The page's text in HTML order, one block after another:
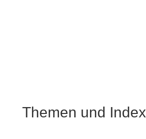
Themen und Index